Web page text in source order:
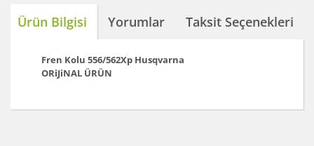
Ürün Bilgisi Yorumlar Taksit Seçenekleri
Fren Kolu 556/562Xp Husqvarna
ORiJiNAL ÜRÜN